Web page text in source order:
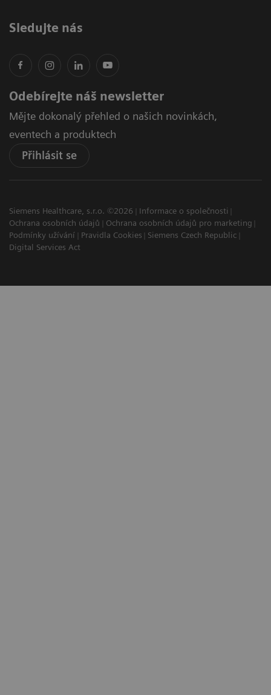
Sledujte nás
Odebírejte náš newsletter
Mějte dokonalý přehled o našich novinkách,
eventech a produktech
Přihlásit se
Siemens Healthcare, s.r.o. ©2026
Informace o společnosti
Ochrana osobních údajů
Ochrana osobních údajů pro marketing
Podmínky užívání
Pravidla Cookies
Siemens Czech Republic
Digital Services Act